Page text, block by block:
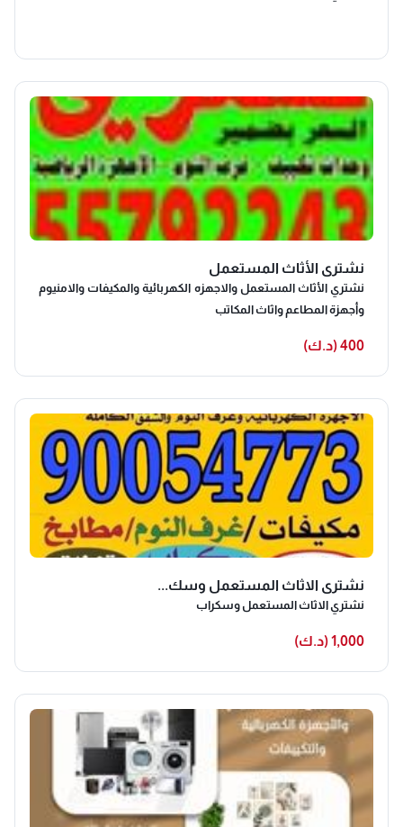
نشتري الأثاث المستعمل
نشتري الأثاث المستعمل والاجهزه الكهربائية والمكيفات والامنيوم
وأجهزة المطاعم واثاث المكاتب
400 (د.ك)
نشتري الاثاث المستعمل وسك...
نشتري الاثاث المستعمل وسكراب
1,000 (د.ك)